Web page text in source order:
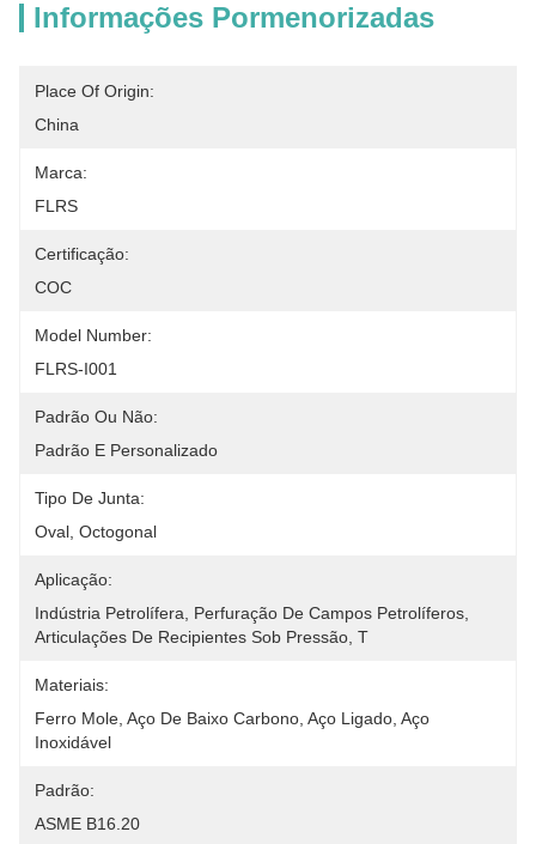
Informações Pormenorizadas
Place Of Origin:
China
Marca:
FLRS
Certificação:
COC
Model Number:
FLRS-I001
Padrão Ou Não:
Padrão E Personalizado
Tipo De Junta:
Oval, Octogonal
Aplicação:
Indústria Petrolífera, Perfuração De Campos Petrolíferos,
Articulações De Recipientes Sob Pressão, T
Materiais:
Ferro Mole, Aço De Baixo Carbono, Aço Ligado, Aço
Inoxidável
Padrão:
ASME B16.20